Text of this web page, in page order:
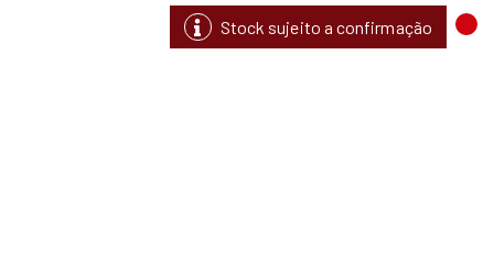
Stock sujeito a confirmação